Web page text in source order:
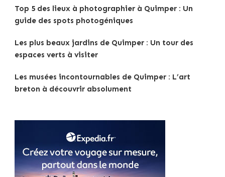
Top 5 des lieux à photographier à Quimper : Un
guide des spots photogéniques
Les plus beaux jardins de Quimper : Un tour des
espaces verts à visiter
Les musées incontournables de Quimper : L’art
breton à découvrir absolument